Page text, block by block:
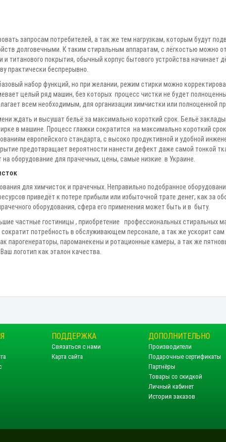
запросам потребителей, а так же тем нагрузкам, которым будут
долговечными. К таким стиральным аппаратам, с лёгкостью можно
титанового покрытия, обычный корпус бытового устройства начинает
практически беспрерывно.
набор функций, но при желании, режим стирки можно
целый ряд машин, без которых процесс чистки не будет
всем необходимым, для организации химчистки или полноценной
ждать и высушат бельё за максимально короткий срок. Бельё
в машине. Процесс глажки сократится на максимально короткий
европейского стандарта, с высоко продуктивной и удобной
предотвращает вероятности нанести дефект даже самой тонкой
оборудование для прачечных, цены, самые низкие в Украине.
для химчисток и прачечных. Неправильно подобранное
приведёт к потере прибыли или избыточной трате денег, как за
оборудования, сфера его применения может быть и в быту.
частные гостиницы , приобретение профессиональных стиральных
потребность в обслуживающем персонале, а так же ускорит
парогенераторы, пароманекены и ротационные камеры, а так же
логотип как эталон качества.
ПОДДЕРЖКА
Связаться с нами
Карта сайта
ДОПОЛНИТЕЛЬНО
Производители
Подарочные сертификаты
Партнёры
Товары со скидкой
Личный кабинет
История заказов